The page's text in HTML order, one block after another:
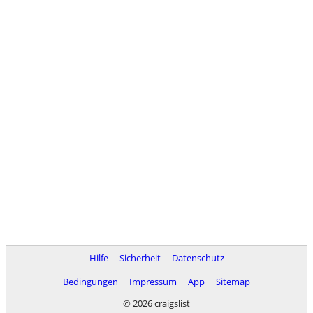
Hilfe Sicherheit
Datenschutz
Bedingungen
Impressum App
Sitemap
© 2026 craigslist